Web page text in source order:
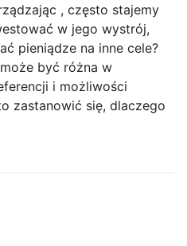
, często stajemy
w jego wystrój,
pieniądze na inne cele?
być różna w
i możliwości
zastanowić się, dlaczego